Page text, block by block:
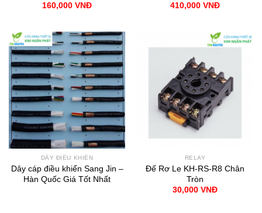
160,000 VNĐ 410,000 VNĐ
DÂY ĐIỀU KHIỂN
Dây cáp điều khiển Sang Jin –
Hàn Quốc Giá Tốt Nhất
RELAY
Đế Rơ Le KH-RS-R8 Chân
Tròn
30,000 VNĐ